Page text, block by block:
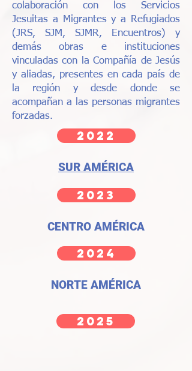
colaboración con los Servicios
Jesuitas a Migrantes y a Refugiados
(JRS, SJM, SJMR, Encuentros) y
demás obras e instituciones
vinculadas con la Compañía de Jesús
y aliadas, presentes en cada país de
la región y desde donde se
acompañan a las personas migrantes
forzadas.
2022
SUR AMÉRICA
2023
CENTRO AMÉRICA
2024
NORTE AMÉRICA
2025